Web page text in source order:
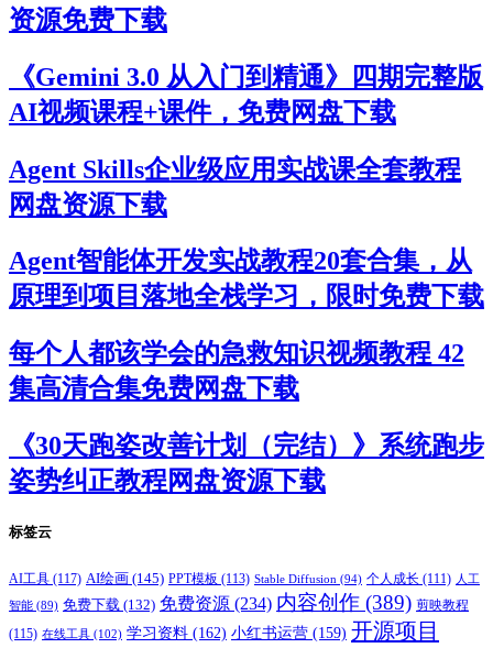
资源免费下载
《Gemini 3.0 从入门到精通》四期完整版
AI视频课程+课件，免费网盘下载
Agent Skills企业级应用实战课全套教程
网盘资源下载
Agent智能体开发实战教程20套合集，从
原理到项目落地全栈学习，限时免费下载
每个人都该学会的急救知识视频教程 42
集高清合集免费网盘下载
《30天跑姿改善计划（完结）》系统跑步
姿势纠正教程网盘资源下载
标签云
AI工具 (117) AI绘画 (145) PPT模板 (113) Stable Diffusion (94) 个人成长 (111) 人工
智能 (89) 免费下载 (132) 免费资源 (234) 内容创作 (389) 剪映教程
(115) 在线工具 (102) 学习资料 (162) 小红书运营 (159) 开源项目